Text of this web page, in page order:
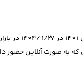
به صورت آنلاین حضور